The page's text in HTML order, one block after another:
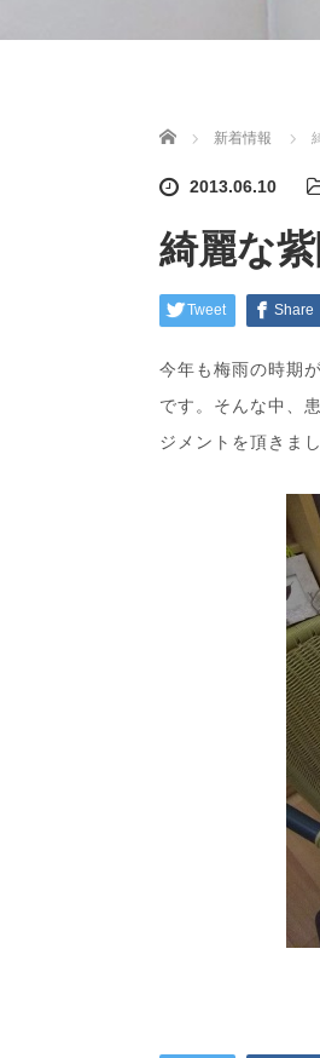
ホーム 新着情報
2013.06.10
綺麗な
Tweet Share
今年も梅雨の時期
です。そんな中、
ジメントを頂きま